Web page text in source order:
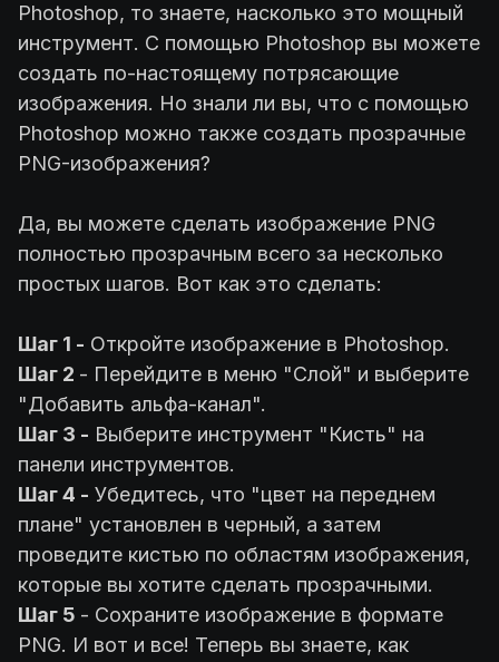
Photoshop, то знаете, насколько это мощный
инструмент. С помощью Photoshop вы можете
создать по-настоящему потрясающие
изображения. Но знали ли вы, что с помощью
Photoshop можно также создать прозрачные
PNG-изображения?
Да, вы можете сделать изображение PNG
полностью прозрачным всего за несколько
простых шагов. Вот как это сделать:
Шаг 1 - Откройте изображение в Photoshop.
Шаг 2 - Перейдите в меню "Слой" и выберите
"Добавить альфа-канал".
Шаг 3 - Выберите инструмент "Кисть" на
панели инструментов.
Шаг 4 - Убедитесь, что "цвет на переднем
плане" установлен в черный, а затем
проведите кистью по областям изображения,
которые вы хотите сделать прозрачными.
Шаг 5 - Сохраните изображение в формате
PNG. И вот и все! Теперь вы знаете, как